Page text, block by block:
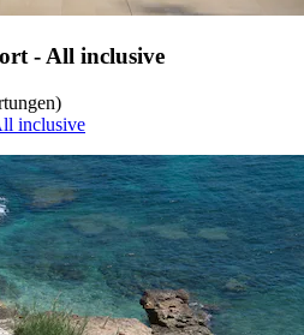
- All inclusive
inclusive